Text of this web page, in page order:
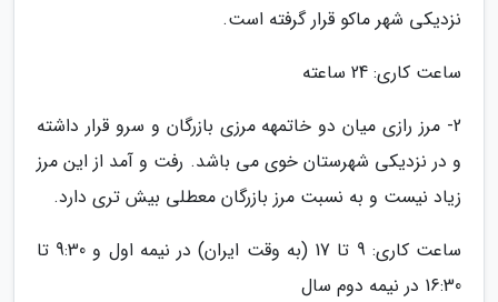
نزدیکی شهر ماکو قرار گرفته است.
ساعت کاری: 24 ساعته
2- مرز رازی میان دو خاتمهه مرزی بازرگان و سرو قرار داشته
و در نزدیکی شهرستان خوی می باشد. رفت و آمد از این مرز
زیاد نیست و به نسبت مرز بازرگان معطلی بیش تری دارد.
ساعت کاری: 9 تا 17 (به وقت ایران) در نیمه اول و 9:30 تا
16:30 در نیمه دوم سال